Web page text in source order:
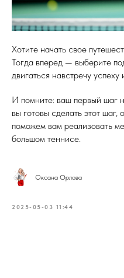
Хотите начать свое
Тогда вперед — выберите
двигаться навстречу
И помните: ваш первый шаг
вы готовы сделать этот
поможем вам реализовать
большом теннисе.
Оксана Орлова
2025-05-03 11:44